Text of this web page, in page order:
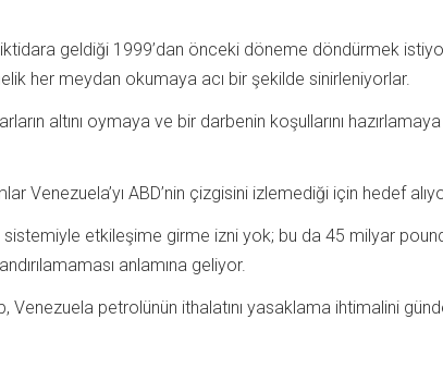
iktidara geldiği 1999’dan önceki döneme döndürmek
her meydan okumaya acı bir şekilde sinirleniyorlar.
altını oymaya ve bir darbenin koşullarını hazırlamaya
Venezuela’yı ABD’nin çizgisini izlemediği için hedef
sistemiyle etkileşime girme izni yok; bu da 45 milyar
anlamına geliyor.
Venezuela petrolünün ithalatını yasaklama ihtimalini